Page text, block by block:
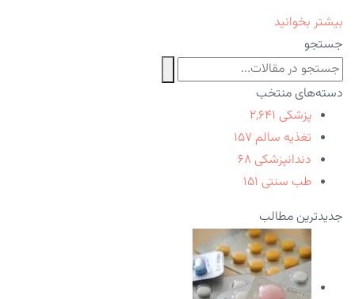
بیشتر بخوانید
جستجو
دسته‌های منتخب
پزشکی ۲,۶۴۱
تغذیه سالم ۱۵۷
دندانپزشکی ۶۸
طب سنتی ۱۵۱
جدیدترین مطالب